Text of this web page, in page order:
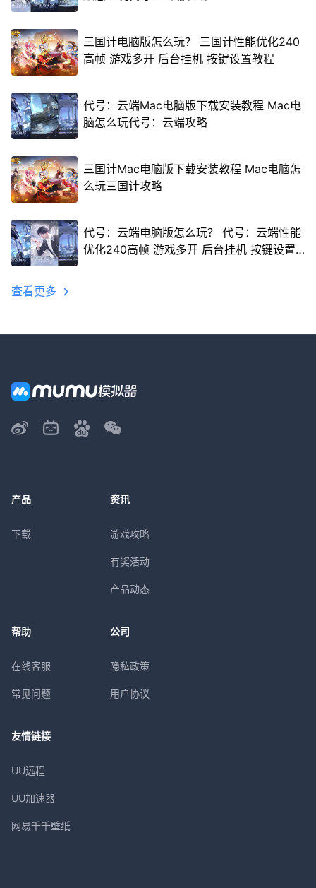
三国计电脑版怎么玩？ 三国计性能优化240
高帧 游戏多开 后台挂机 按键设置教程
代号：云端Mac电脑版下载安装教程 Mac电
脑怎么玩代号：云端攻略
三国计Mac电脑版下载安装教程 Mac电脑怎
么玩三国计攻略
代号：云端电脑版怎么玩？ 代号：云端性能
优化240高帧 游戏多开 后台挂机 按键设置
查看更多
产品
下载
资讯
游戏攻略
有奖活动
产品动态
帮助
在线客服
常见问题
公司
隐私政策
用户协议
友情链接
UU远程
UU加速器
网易千千壁纸